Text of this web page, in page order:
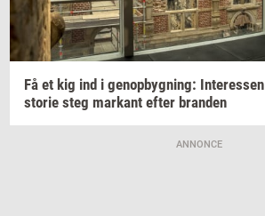
Få et kig ind i genop­byg­ning: In­ter­es­sen
sto­rie steg mar­kant efter bran­den
ANNONCE